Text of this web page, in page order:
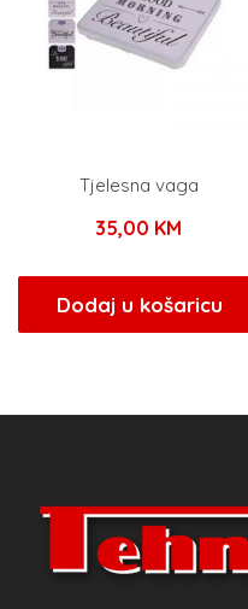
Tjelesna vaga
35,00 KM
Dodaj u košaricu